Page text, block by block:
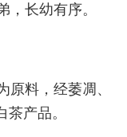
，长幼有序。
原料，经萎凋、
产品。